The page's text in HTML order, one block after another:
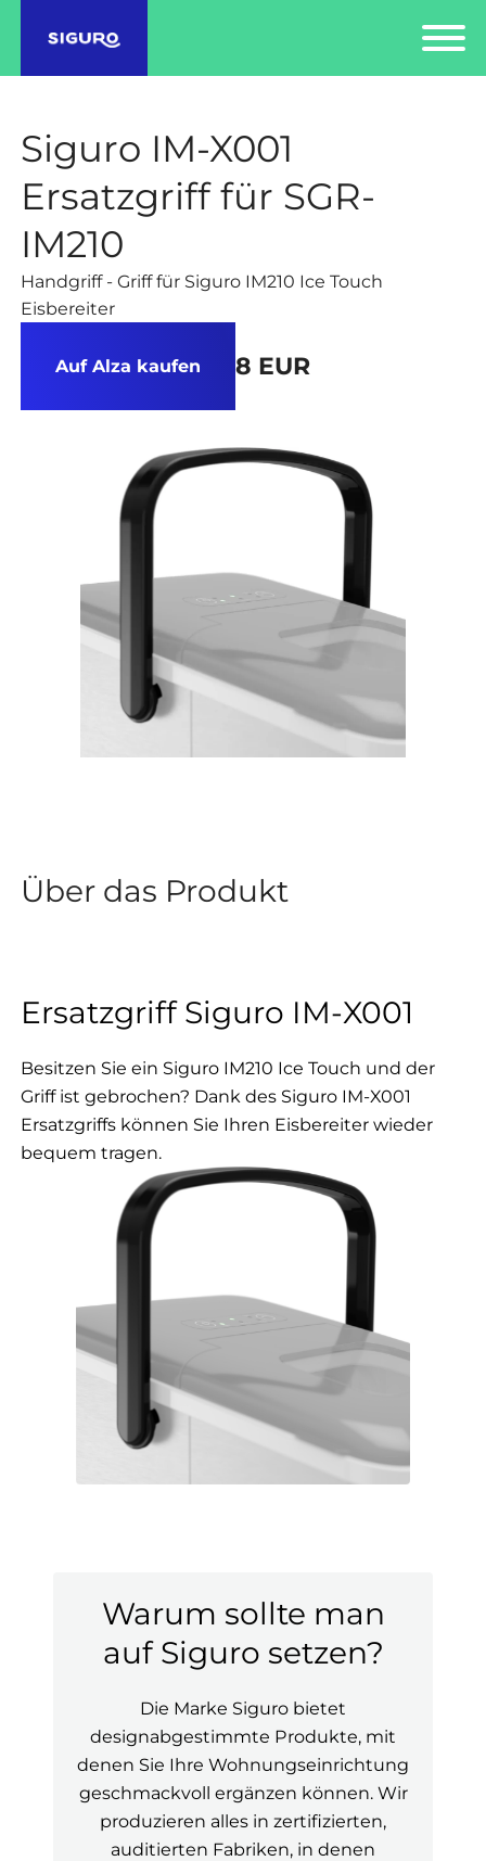
Siguro IM-X001
Ersatzgriff für SGR-
IM210
Handgriff - Griff für Siguro IM210 Ice Touch
Eisbereiter
Auf Alza kaufen 8 EUR
Über das Produkt
Ersatzgriff Siguro IM-X001
Besitzen Sie ein Siguro IM210 Ice Touch und der
Griff ist gebrochen? Dank des Siguro IM-X001
Ersatzgriffs können Sie Ihren Eisbereiter wieder
bequem tragen.
Warum sollte man
auf Siguro setzen?
Die Marke Siguro bietet
designabgestimmte Produkte, mit
denen Sie Ihre Wohnungseinrichtung
geschmackvoll ergänzen können. Wir
produzieren alles in zertifizierten,
auditierten Fabriken, in denen